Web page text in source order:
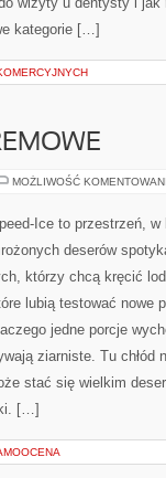
kategorie […]
MOŻLIWOŚĆ
Ice to przestrzeń,
deserów
którzy chcą kręcić
lubią testować nowe
jedne porcje
ziarniste. Tu
stać się wielkim
[…]